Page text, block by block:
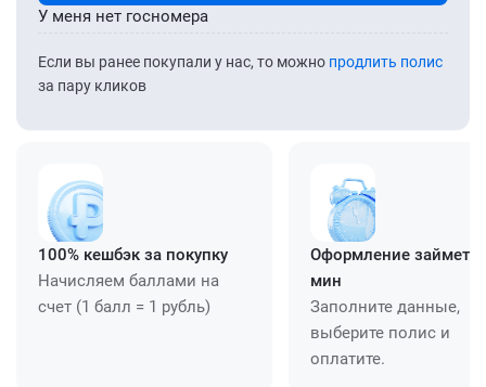
Если вы ранее покупали у нас, то можно продлить полис
за пару кликов
У меня нет госномера
100% кешбэк за покупку
Начисляем баллами на
счет (1 балл = 1 рубль)
Оформление займет
мин
Заполните данные,
выберите полис и
оплатите.